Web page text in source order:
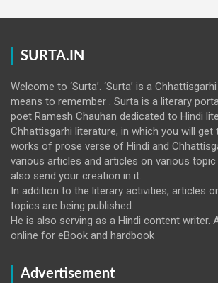
SURTA.IN
Welcome to ‘Surta’. ‘Surta’ is a
means to remember . Surta is a literary
poet Ramesh Chauhan dedicated to Hindi
Chhattisgarhi literature, in which you will get
works of prose verse of Hindi and
various articles and articles on various
also send your creation in it.
In addition to the literary activities, articles
topics are being published.
He is also serving as a Hindi content writer.
online for eBook and hardbook
Advertisement